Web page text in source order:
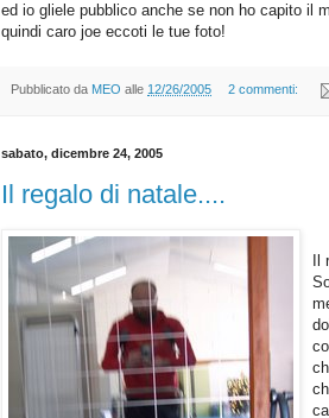
ed io gliele pubblico anche se non ho capito il
quindi caro joe eccoti le tue foto!
Pubblicato da MEO alle 12/26/2005 2 commenti:
sabato, dicembre 24, 2005
Il regalo di natale....